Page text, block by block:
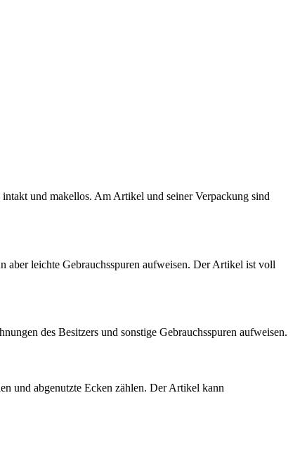
und makellos. Am Artikel und seiner Verpackung sind
aber leichte Gebrauchsspuren aufweisen. Der Artikel ist voll
des Besitzers und sonstige Gebrauchsspuren aufweisen.
und abgenutzte Ecken zählen. Der Artikel kann